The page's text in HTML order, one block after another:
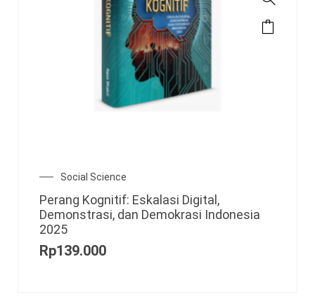
Social Science
Perang Kognitif: Eskalasi Digital,
Demonstrasi, dan Demokrasi Indonesia
2025
Rp139.000